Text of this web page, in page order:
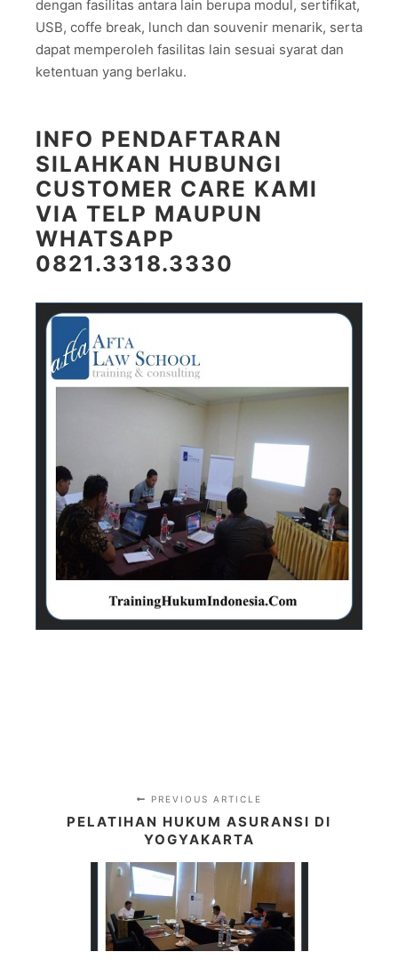
dengan fasilitas antara lain berupa modul, sertifikat,
USB, coffe break, lunch dan souvenir menarik, serta
dapat memperoleh fasilitas lain sesuai syarat dan
ketentuan yang berlaku.
INFO PENDAFTARAN
SILAHKAN HUBUNGI
CUSTOMER CARE KAMI
VIA TELP MAUPUN
WHATSAPP
0821.3318.3330
PREVIOUS ARTICLE
PELATIHAN HUKUM ASURANSI DI
YOGYAKARTA